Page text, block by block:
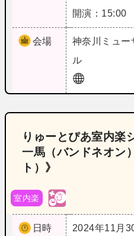
開演：15:00
会場 神奈川
ミュ
ル
りゅーとぴあ室内楽
一馬（バンドネオン
ト）》
室内楽
日時
2024年11月